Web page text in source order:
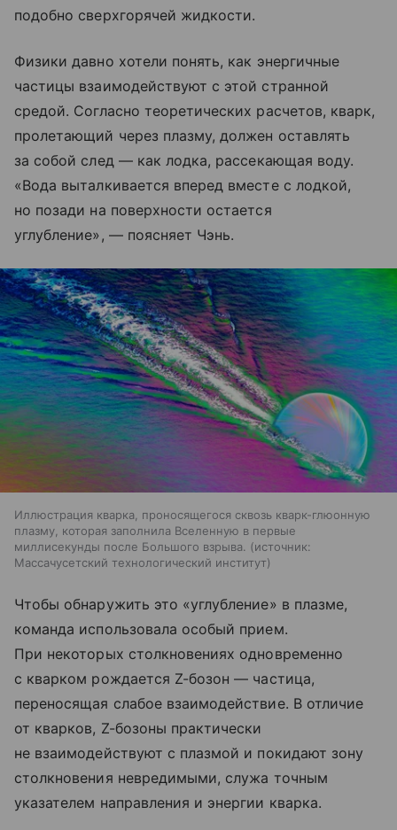
подобно сверхгорячей жидкости.
Физики давно хотели понять, как энергичные
частицы взаимодействуют с этой странной
средой. Согласно теоретических расчетов, кварк,
пролетающий через плазму, должен оставлять
за собой след — как лодка, рассекающая воду.
«Вода выталкивается вперед вместе с лодкой,
но позади на поверхности остается
углубление», — поясняет Чэнь.
Иллюстрация кварка, проносящегося сквозь кварк-глюонную
плазму, которая заполнила Вселенную в первые
миллисекунды после Большого взрыва.
источник:
Массачусетский технологический институт
Чтобы обнаружить это «углубление» в плазме,
команда использовала особый прием.
При некоторых столкновениях одновременно
с кварком рождается Z-бозон — частица,
переносящая слабое взаимодействие. В отличие
от кварков, Z-бозоны практически
не взаимодействуют с плазмой и покидают зону
столкновения невредимыми, служа точным
указателем направления и энергии кварка.